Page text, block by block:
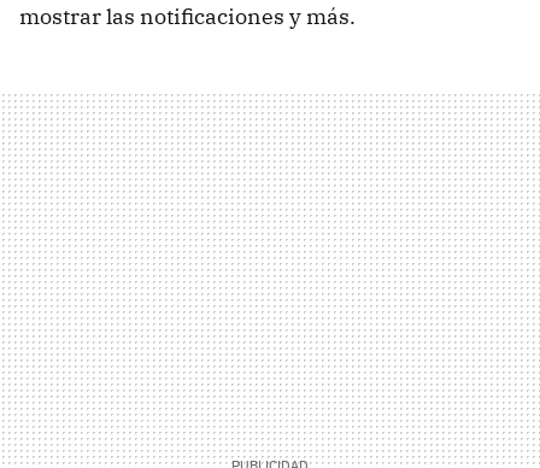
mostrar las notificaciones y más.